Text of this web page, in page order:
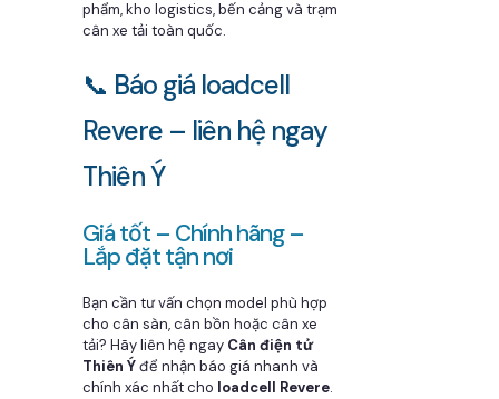
phẩm, kho logistics, bến cảng và trạm
cân xe tải toàn quốc.
📞 Báo giá loadcell
Revere – liên hệ ngay
Thiên Ý
Giá tốt – Chính hãng –
Lắp đặt tận nơi
Bạn cần tư vấn chọn model phù hợp
cho cân sàn, cân bồn hoặc cân xe
tải? Hãy liên hệ ngay Cân điện tử
Thiên Ýđể nhận báo giá nhanh và
chính xác nhất cho loadcell Revere.